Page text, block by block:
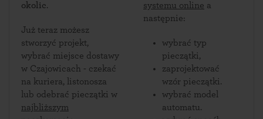
okolic.
Już teraz możesz
stworzyć projekt,
wybrać miejsce dostawy
w Czajowicach - czekać
na kuriera, listonosza
lub odebrać pieczątki w
najbliższym
systemu online a
następnie:
wybrać typ
pieczątki,
zaprojektować
wzór pieczątki.
wybrać model
automatu.